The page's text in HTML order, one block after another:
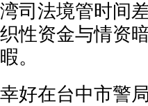
湾司法境管时间
织性资金与情资
暇。
幸好在台中市警